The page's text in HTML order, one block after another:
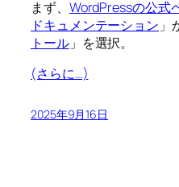
まず、 WordPressの公式
ドキュメンテーション 」
トール」を選択。
(さらに…)
2025年9月16日